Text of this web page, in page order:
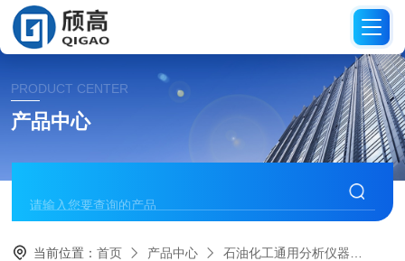
PRODUCT CENTER
产品中心
当前位置：首页 产品中心 石油化工通用分析仪器